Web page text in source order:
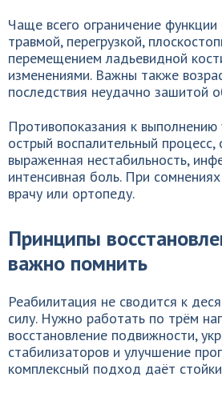
Чаще всего ограничение функции
травмой, перегрузкой,
перемещением ладьевидной
изменениями. Важны также
последствия неудачно зашитой
Противопоказания к выполнению
острый воспалительный
выраженная нестабильность,
интенсивная боль. При
врачу или ортопеду.
Принципы
важно помнить
Реабилитация не сводится к
силу. Нужно работать по трём
восстановление подвижности,
стабилизаторов и улучшение
комплексный подход даёт